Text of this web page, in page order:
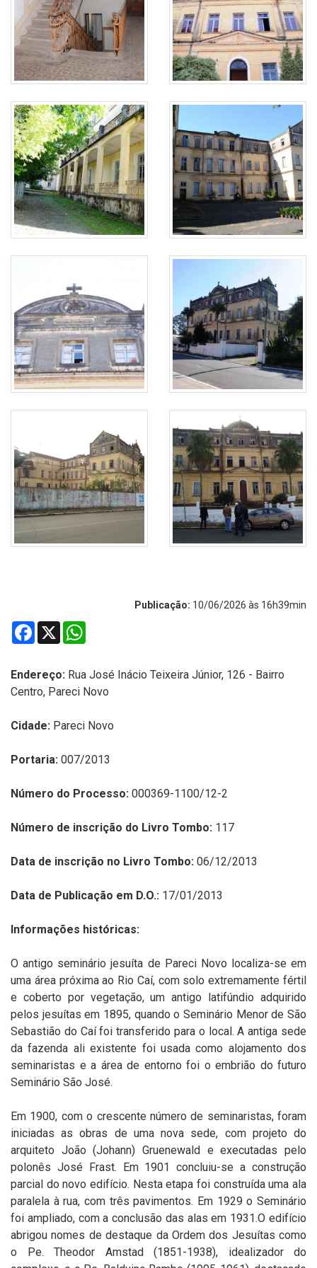
Publicação: 10/06/2026 às 16h39min
Facebook
X
Endereço: Rua José Inácio Teixeira Júnior, 126 - Bairro
Centro, Pareci Novo
Cidade: Pareci Novo
Portaria: 007/2013
Número do Processo: 000369-1100/12-2
Número de inscrição do Livro Tombo: 117
Data de inscrição no Livro Tombo: 06/12/2013
Data de Publicação em D.O.: 17/01/2013
Informações históricas:
O antigo seminário jesuíta de Pareci Novo localiza-se em
uma área próxima ao Rio Caí, com solo extremamente fértil
e coberto por vegetação, um antigo latifúndio adquirido
pelos jesuítas em 1895, quando o Seminário Menor de São
Sebastião do Caí foi transferido para o local. A antiga sede
da fazenda ali existente foi usada como alojamento dos
seminaristas e a área de entorno foi o embrião do futuro
Seminário São José.
Em 1900, com o crescente número de seminaristas, foram
iniciadas as obras de uma nova sede, com projeto do
arquiteto João (Johann) Gruenewald e executadas pelo
polonês José Frast. Em 1901 concluiu-se a construção
parcial do novo edifício. Nesta etapa foi construída uma ala
paralela à rua, com três pavimentos. Em 1929 o Seminário
foi ampliado, com a conclusão das alas em 1931.O edifício
abrigou nomes de destaque da Ordem dos Jesuítas como
o Pe. Theodor Amstad (1851-1938), idealizador do